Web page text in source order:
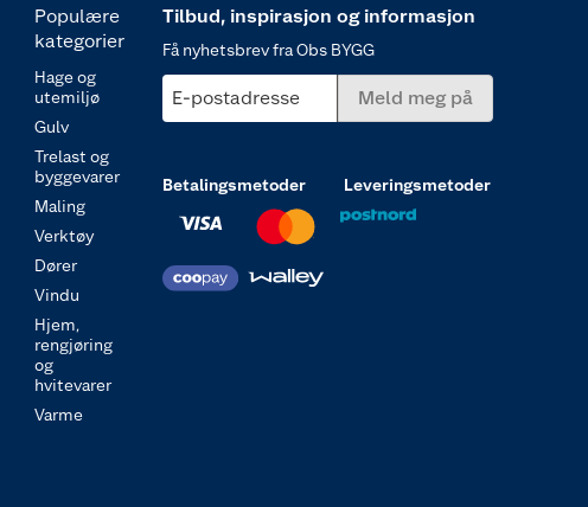
Populære
kategorier
Hage og
utemiljø
Gulv
Trelast og
byggevarer
Maling
Verktøy
Dører
Vindu
Hjem,
rengjøring
og
hvitevarer
Varme
Tilbud, inspirasjon og informasjon
Få nyhetsbrev fra Obs BYGG
E-postadresse Meld meg på
Betalingsmetoder Leveringsmetoder